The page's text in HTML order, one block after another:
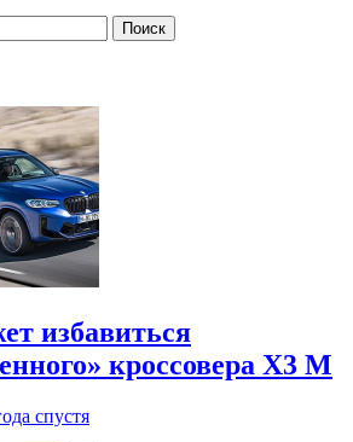
избавиться
кроссовера X3 M
спустя